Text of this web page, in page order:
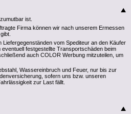
ist.
Firma können wir nach unserem Ermessen
vom Spediteur an den Käufer
festgestellte Transportschäden beim
auch COLOR Werbung mitzuteilen, um
Wassereinbruch und Feuer, nur bis zur
sofern uns bzw. unseren
zur Last fällt.